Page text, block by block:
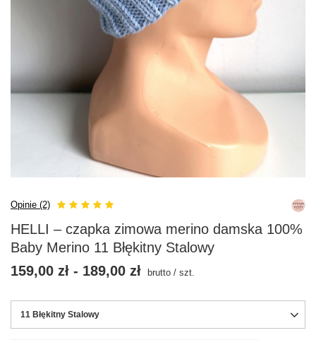
Opinie (2)
HELLI – czapka zimowa merino damska 100%
Baby Merino 11 Błękitny Stalowy
11 Błękitny Stalowy
159,00 zł - 189,00 zł brutto / szt.